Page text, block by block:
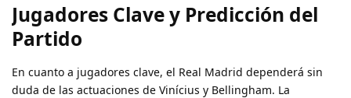
Jugadores Clave y Predicción del
Partido
En cuanto a jugadores clave, el Real Madrid dependerá sin
duda de las actuaciones de Vinícius y Bellingham. La